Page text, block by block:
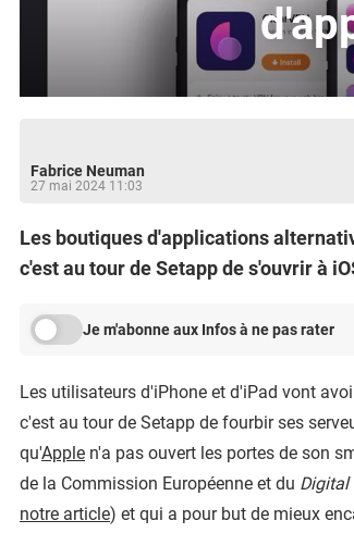
Fabrice Neuman
27 mai 2024 11:03
Les boutiques d'applications
c'est au tour de Setapp de s'ouvrir à
Je m'abonne aux Infos à ne pas rater
Les utilisateurs d'iPhone et d'iPad vont
c'est au tour de Setapp de fourbir ses
qu'Apple n'a pas ouvert les portes de son
de la Commission Européenne et du Digital
notre article) et qui a pour but de mieux